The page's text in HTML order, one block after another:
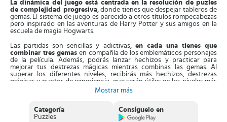
La dinámica del juego está centrada en la resolución de puzles
de complejidad progresiva, donde tienes que despejar tableros de
gemas. El sistema de juego es parecido a otros títulos rompecabezas
pero inspirado en las aventuras de Harry Potter y sus amigos en la
escuela de magia Hogwarts.
Las partidas son sencillas y adictivas, en cada una tienes que
combinar tres gemas en compañía de los emblemáticos personajes
de la película. Además, podrás lanzar hechizos y practicar para
mejorar tus destrezas mágicas mientras combinas las gemas. Al
superar los diferentes niveles, recibirás más hechizos, destrezas
mágicas y puntos de experiencia que serán útiles en los niveles más
momentos memorables de la película.Descubrirás lugares nuevos
y reliquias raras. Asimismo,
participarás en eventos diarios
Mostrar más
Categoría
Puzzles
Consíguelo en